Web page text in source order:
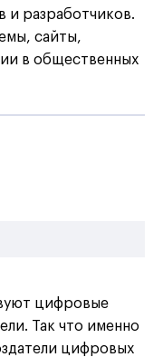
и разработчиков.
сайты,
в общественных
цифровые
Так что именно
цифровых